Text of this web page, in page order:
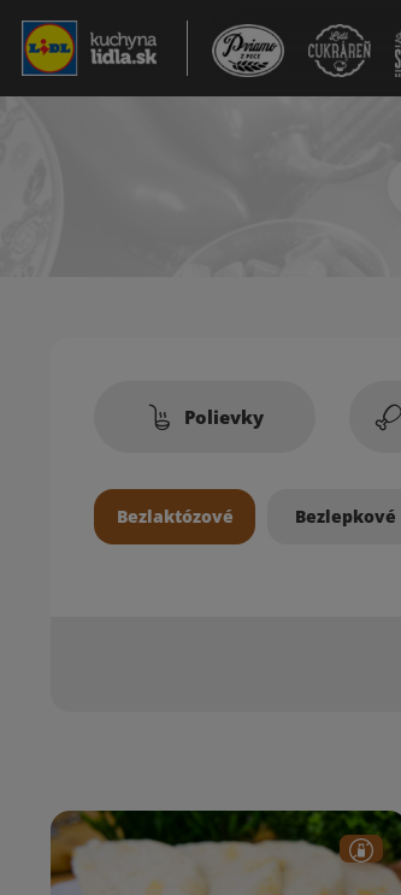
Polievky
Bezlaktózové Bezlepkové
Zoznam receptov